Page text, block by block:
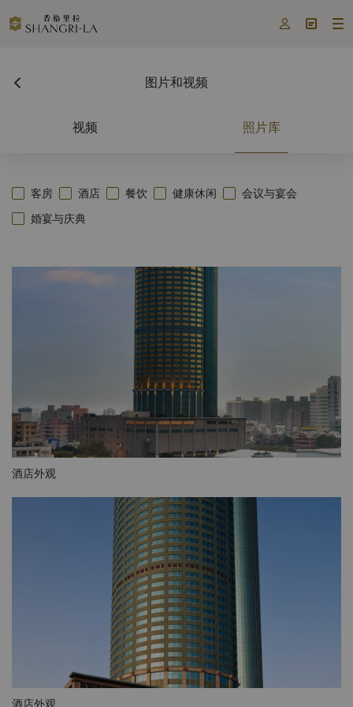
  
图片和视频
视频 照片库
客房 酒店 餐饮 健康休闲
会议与宴会
婚宴与庆典
酒店外观
酒店外观